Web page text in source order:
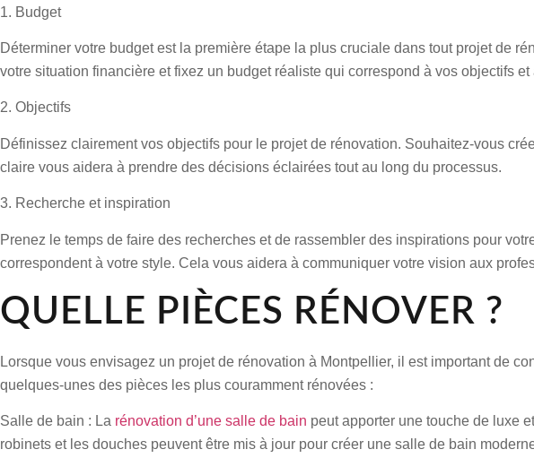
1. Budget
Déterminer votre budget est la première étape la plus cruciale dans tout projet de
votre situation financière et fixez un budget réaliste qui correspond à vos objectifs et
2. Objectifs
Définissez clairement vos objectifs pour le projet de rénovation. Souhaitez-vous
claire vous aidera à prendre des décisions éclairées tout au long du processus.
3. Recherche et inspiration
Prenez le temps de faire des recherches et de rassembler des inspirations pour
correspondent à votre style. Cela vous aidera à communiquer votre vision aux
QUELLE PIÈCES RÉNOVER ?
Lorsque vous envisagez un projet de rénovation à Montpellier, il est important de
quelques-unes des pièces les plus couramment rénovées :
Salle de bain : La rénovation d’une salle de bain peut apporter une touche de luxe
robinets et les douches peuvent être mis à jour pour créer une salle de bain